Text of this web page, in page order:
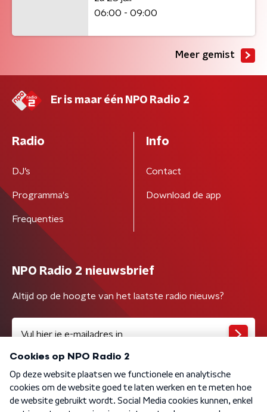
06:00 - 09:00
Meer gemist
Er is maar één NPO Radio 2
Radio
DJ’s
Programma's
Frequenties
Info
Contact
Download de app
NPO Radio 2 nieuwsbrief
Altijd op de hoogte van het laatste radio nieuws?
Algemene voorwaarden